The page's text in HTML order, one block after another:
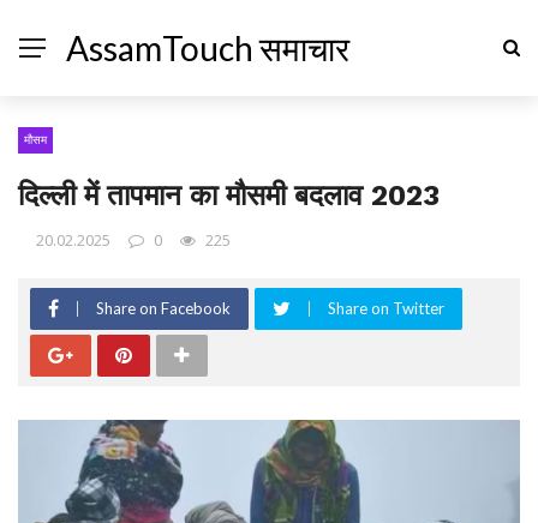
AssamTouch समाचार
मौसम
दिल्ली में तापमान का मौसमी बदलाव 2023
20.02.2025 0 225
Share on Facebook Share on Twitter